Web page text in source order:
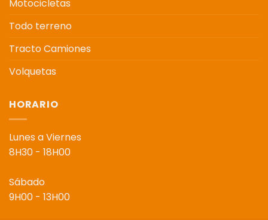
Motocicletas
Todo terreno
Tracto Camiones
Volquetas
HORARIO
Lunes a Viernes
8H30 - 18H00
Sábado
9H00 - 13H00